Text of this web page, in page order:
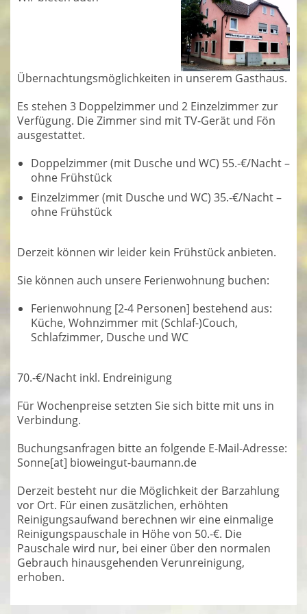
Übernachtungsmöglichkeiten in unserem Gasthaus.
Es stehen 3 Doppelzimmer und 2 Einzelzimmer zur
Verfügung. Die Zimmer sind mit TV-Gerät und Fön
ausgestattet.
Doppelzimmer (mit Dusche und WC) 55.-€/Nacht –
ohne Frühstück
Einzelzimmer (mit Dusche und WC) 35.-€/Nacht –
ohne Frühstück
Derzeit können wir leider kein Frühstück anbieten.
Sie können auch unsere Ferienwohnung buchen:
Ferienwohnung [2-4 Personen] bestehend aus:
Küche, Wohnzimmer mit (Schlaf-)Couch,
Schlafzimmer, Dusche und WC
70.-€/Nacht inkl. Endreinigung
Für Wochenpreise setzten Sie sich bitte mit uns in
Verbindung.
Buchungsanfragen bitte an folgende E-Mail-Adresse:
Sonne[at] bioweingut-baumann.de
Derzeit besteht nur die Möglichkeit der Barzahlung
vor Ort. Für einen zusätzlichen, erhöhten
Reinigungsaufwand berechnen wir eine einmalige
Reinigungspauschale in Höhe von 50.-€. Die
Pauschale wird nur, bei einer über den normalen
Gebrauch hinausgehenden Verunreinigung,
erhoben.